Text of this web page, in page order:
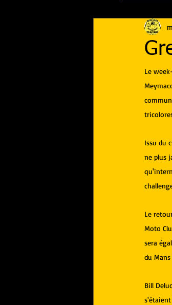
Le
Issu du
ne plus
Le
Moto
sera
du Mans
Bill
s'étaient